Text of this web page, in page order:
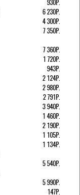
930Р.
6 230Р.
4 300Р.
7 350Р.
7 360Р.
1 720Р.
943Р.
2 124Р.
2 980Р.
2 791Р.
3 940Р.
1 460Р.
2 190Р.
1 105Р.
1 134Р.
5 540Р.
5 990Р.
147Р.